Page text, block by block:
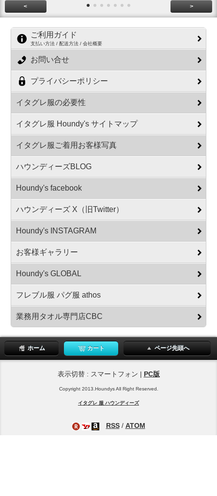
< >
ご利用ガイド
支払い方法 / 配送方法 / 会社概要
お問い合せ
プライバシーポリシー
イタグレ服の必要性
イタグレ服 Houndy's サイトマップ
イタグレ服ご着用お客様写真
ハウンディーズBLOG
Houndy's facebook
ハウンディーズ X（旧Twitter）
Houndy's INSTAGRAM
お客様ギャラリー
Houndy's GLOBAL
フレブル服 パグ服 athos
業務用タオル専門店CBC
ホーム カート ページ先頭へ
表示切替 : スマートフォン | PC版
Copyright 2013.Houndys All Right Reserved.
イタグレ 服 ハウンディーズ
RSS/ ATOM